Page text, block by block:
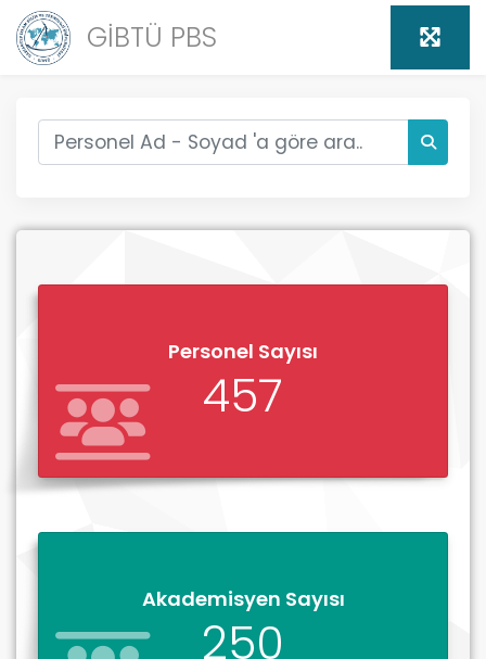
GİBTÜ PBS
Personel Sayısı
457
Akademisyen Sayısı
250